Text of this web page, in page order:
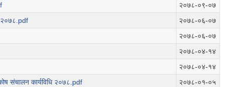
२०७८-०९-०७
२०७८-०६-०७
२०७८-०६-०७
२०७८-०४-१४
२०७८-०४-१४
संचालन कार्यविधि २०७८.pdf २०७८-०१-०५